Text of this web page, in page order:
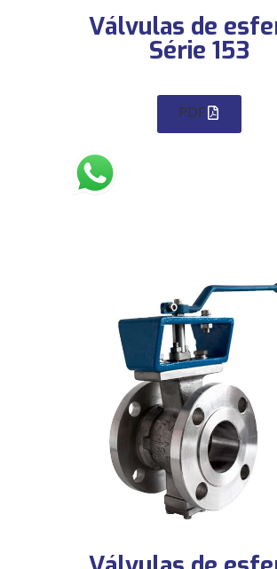
Válvulas de
Série 153
PDF